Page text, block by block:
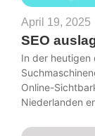
April 19, 2025
SEO
In der heutigen
Online-
Niederlanden